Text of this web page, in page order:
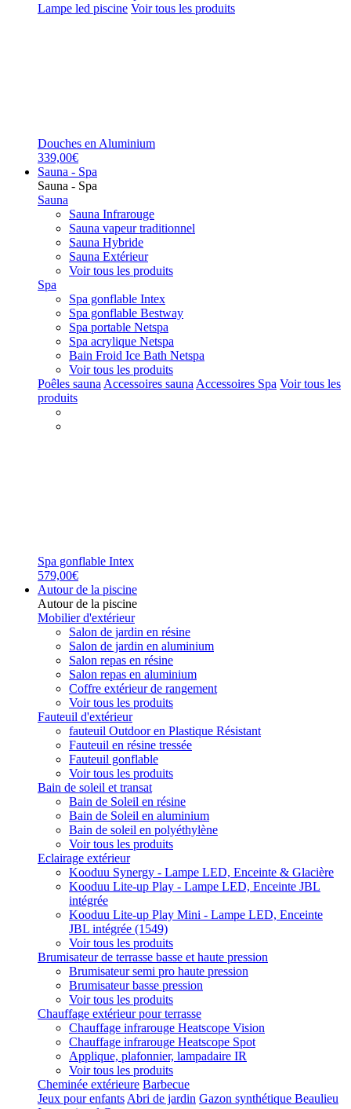
Lampe led piscine Voir tous les produits
Douches en Aluminium
339,00€
Sauna - Spa
Sauna - Spa
Sauna
Sauna Infrarouge
Sauna vapeur traditionnel
Sauna Hybride
Sauna Extérieur
Voir tous les produits
Spa
Spa gonflable Intex
Spa gonflable Bestway
Spa portable Netspa
Spa acrylique Netspa
Bain Froid Ice Bath Netspa
Voir tous les produits
Poêles sauna Accessoires sauna Accessoires Spa Voir tous les
produits
Spa gonflable Intex
579,00€
Autour de la piscine
Autour de la piscine
Mobilier d'extérieur
Salon de jardin en résine
Salon de jardin en aluminium
Salon repas en résine
Salon repas en aluminium
Coffre extérieur de rangement
Voir tous les produits
Fauteuil d'extérieur
fauteuil Outdoor en Plastique Résistant
Fauteuil en résine tressée
Fauteuil gonflable
Voir tous les produits
Bain de soleil et transat
Bain de Soleil en résine
Bain de Soleil en aluminium
Bain de soleil en polyéthylène
Voir tous les produits
Eclairage extérieur
Kooduu Synergy - Lampe LED, Enceinte & Glacière
Kooduu Lite-up Play - Lampe LED, Enceinte JBL
intégrée
Kooduu Lite-up Play Mini - Lampe LED, Enceinte
JBL intégrée (1549)
Voir tous les produits
Brumisateur de terrasse basse et haute pression
Brumisateur semi pro haute pression
Brumisateur basse pression
Voir tous les produits
Chauffage extérieur pour terrasse
Chauffage infrarouge Heatscope Vision
Chauffage infrarouge Heatscope Spot
Applique, plafonnier, lampadaire IR
Voir tous les produits
Cheminée extérieure Barbecue
Jeux pour enfants Abri de jardin Gazon synthétique Beaulieu